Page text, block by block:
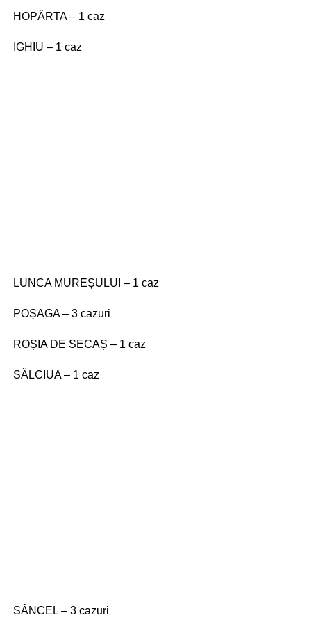
HOPÂRTA – 1 caz
IGHIU – 1 caz
LUNCA MUREȘULUI – 1 caz
POȘAGA – 3 cazuri
ROȘIA DE SECAȘ – 1 caz
SĂLCIUA – 1 caz
SÂNCEL – 3 cazuri